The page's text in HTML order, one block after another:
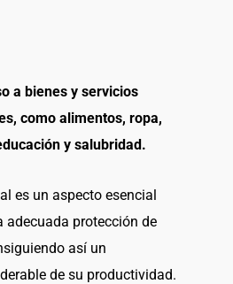
a bienes y servicios
como alimentos, ropa,
y salubridad.
es un aspecto esencial
adecuada protección de
así un
de su productividad.